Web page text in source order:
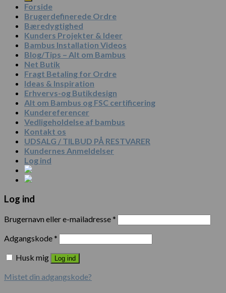
Forside
Brugerdefinerede Ordre
Bæredygtighed
Kunders Projekter & Ideer
Bambus Installation Videos
Blog/Tips – Alt om Bambus
Net Butik
Fragt Betaling for Ordre
Ideas & Inspiration
Erhvervs-og Butikdesign
Alt om Bambus og FSC certificering
Kundereferencer
Vedligeholdelse af bambus
Kontakt os
UDSALG / TILBUD PÅ RESTVARER
Kundernes Anmeldelser
Log ind
Log ind
Brugernavn eller e-mailadresse*
Adgangskode*
Husk mig
Log ind
Mistet din adgangskode?